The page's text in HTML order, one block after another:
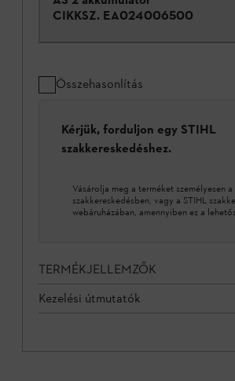
CIKKSZ. EA024006500
Összehasonlítás
Kérjük, forduljon egy STIHL
szakkereskedéshez.
Vásárolja meg a terméket személyesen a
szakkereskedésben, vagy a STIHL
webáruházában, amennyiben ez a
TERMÉKJELLEMZŐK
Kezelési útmutatók